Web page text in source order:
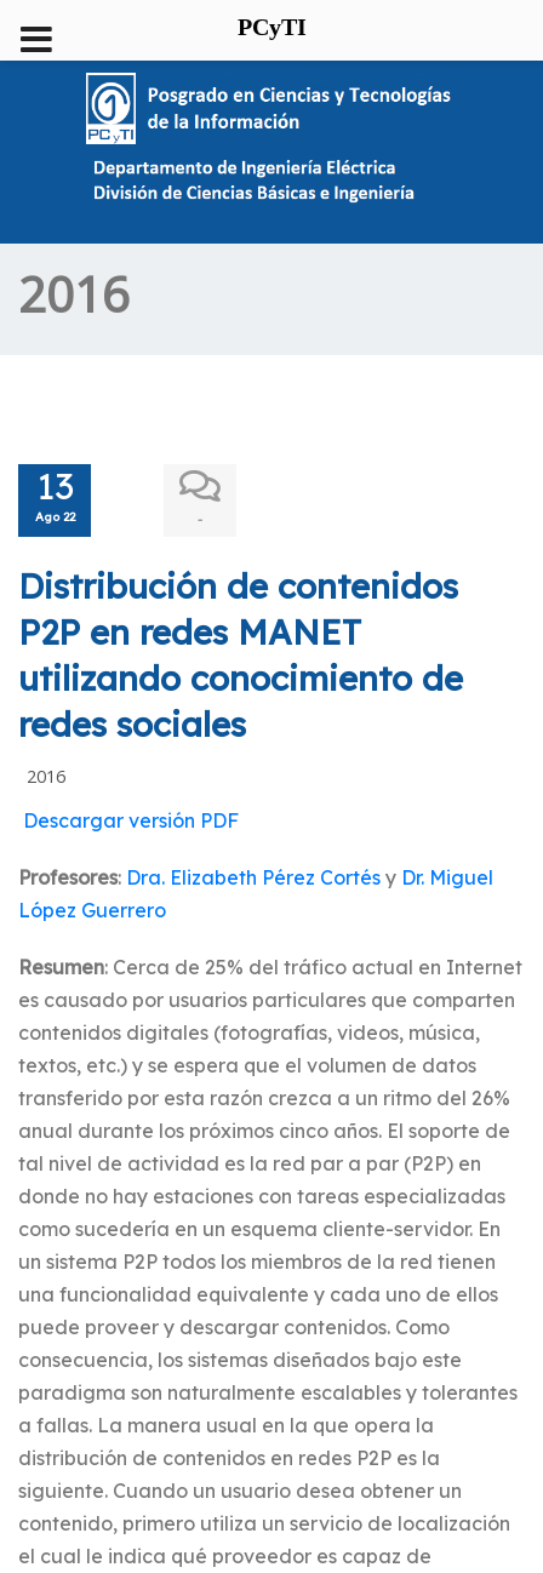
2016
13
Ago 22 -
Distribución de contenidos
P2P en redes MANET
utilizando conocimiento de
redes sociales
2016
Descargar versión PDF
Profesores: Dra. Elizabeth Pérez Cortés y Dr. Miguel
López Guerrero
Resumen: Cerca de 25% del tráfico actual en Internet
es causado por usuarios particulares que comparten
contenidos digitales (fotografías, videos, música,
textos, etc.) y se espera que el volumen de datos
transferido por esta razón crezca a un ritmo del 26%
anual durante los próximos cinco años. El soporte de
tal nivel de actividad es la red par a par (P2P) en
donde no hay estaciones con tareas especializadas
como sucedería en un esquema cliente-servidor. En
un sistema P2P todos los miembros de la red tienen
una funcionalidad equivalente y cada uno de ellos
puede proveer y descargar contenidos. Como
consecuencia, los sistemas diseñados bajo este
paradigma son naturalmente escalables y tolerantes
a fallas. La manera usual en la que opera la
distribución de contenidos en redes P2P es la
siguiente. Cuando un usuario desea obtener un
contenido, primero utiliza un servicio de localización
el cual le indica qué proveedor es capaz de
PCyTI